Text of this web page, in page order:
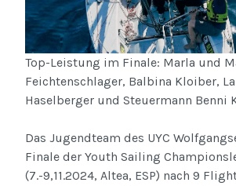
Top-Leistung im Finale: Marla und
Feichtenschlager, Balbina Kloiber,
Haselberger und Steuermann Benni
Das Jugendteam des UYC
Finale der Youth Sailing
(7.-9,11.2024, Altea, ESP) nach 9